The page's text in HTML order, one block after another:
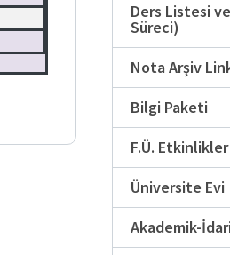
Ders Listesi
Süreci)
Nota Arşiv
Bilgi Paketi
F.Ü. Etkinlikler
Üniversite Evi
Akademik-